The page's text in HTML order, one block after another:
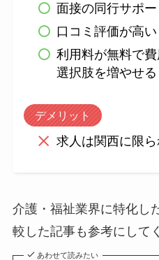
面接の同行サポー
口コミ評価が高い
利用料が無料で
選択肢を増やせる
デメリット
求人は関西に限ら
介護・福祉業界に特化し
較した記事も参考にして
あわせて読みたい